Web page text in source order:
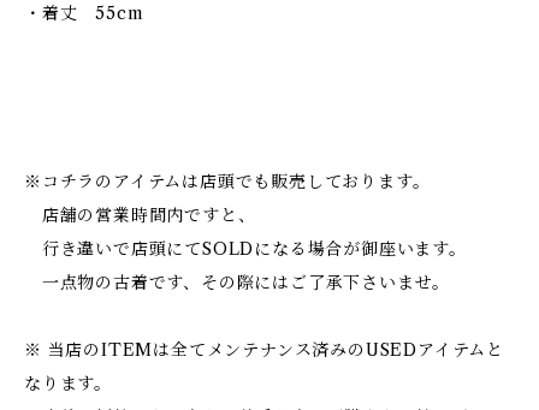
・着丈 55cm
※コチラのアイテムは店頭でも販売しております。
店舗の営業時間内ですと、
行き違いで店頭にてSOLDになる場合が御座います。
一点物の古着です、その際にはご了承下さいませ。
※ 当店のITEMは全てメンテナンス済みのUSEDアイテムと
なります。